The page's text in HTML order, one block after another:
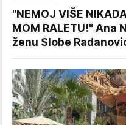
"NEMOJ VIŠE
MOM RALETU!" Ana
ženu Slobe